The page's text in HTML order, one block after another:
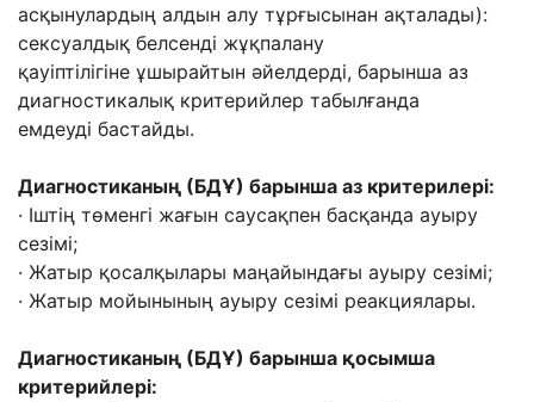
асқынулардың алдын алу тұрғысынан ақталады):
сексуалдық белсенді жұқпалану
қауіптілігіне ұшырайтын əйелдерді, барынша аз
диагностикалық критерийлер табылғанда
емдеуді бастайды.
Диагностиканың (БДҰ) барынша аз критерилері:
· Іштің төменгі жағын саусақпен басқанда ауыру
сезімі;
· Жатыр қосалқылары маңайындағы ауыру сезімі;
· Жатыр мойынының ауыру сезімі реакциялары.
Диагностиканың (БДҰ) барынша қосымша
критерийлері: